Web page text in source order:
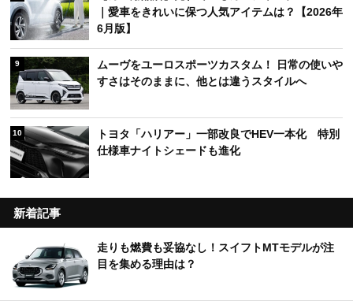
｜愛車をきれいに保つ人気アイテムは？【2026年
6月版】
9
ムーヴをユーロスポーツカスタム！ 日常の使いや
すさはそのままに、他とは違うスタイルへ
10
トヨタ「ハリアー」一部改良でHEV一本化 特別
仕様車ナイトシェードも進化
新着記事
走りも燃費も妥協なし！スイフトMTモデルが注
目を集める理由は？